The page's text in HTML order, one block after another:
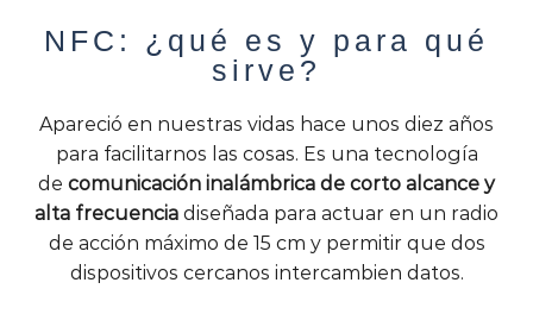
NFC: ¿qué es y para qué
sirve?
Apareció en nuestras vidas hace unos diez años
para facilitarnos las cosas. Es una tecnología
de comunicación inalámbrica de corto alcance y
alta frecuencia diseñada para actuar en un radio
de acción máximo de 15 cm y permitir que dos
dispositivos cercanos intercambien datos.